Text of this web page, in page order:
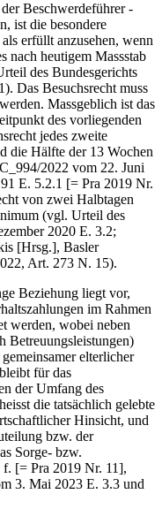
Beschwerdeführer -
ist die besondere
erfüllt anzusehen, wenn
nach heutigem Massstab
des Bundesgerichts
Das Besuchsrecht muss
Massgeblich ist das
des vorliegenden
jedes zweite
die Hälfte der 13 Wochen
2022 vom 22. Juni
E. 5.2.1 [= Pra 2019 Nr.
von zwei Halbtagen
(vgl. Urteil des
2020 E. 3.2;
[Hrsg.], Basler
Art. 273 N. 15).
Beziehung liegt vor,
im Rahmen
werden, wobei neben
Betreuungsleistungen)
elterlicher
für das
der Umfang des
die tatsächlich gelebte
Hinsicht, und
bzw. der
Sorge- bzw.
[= Pra 2019 Nr. 11],
3. Mai 2023 E. 3.3 und